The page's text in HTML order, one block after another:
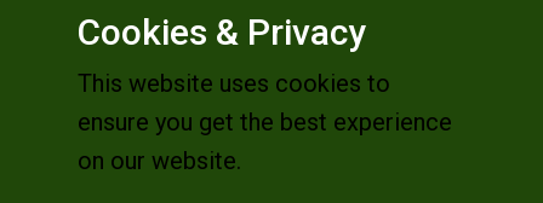
Cookies & Privacy
This website uses cookies to
ensure you get the best experience
on our website.